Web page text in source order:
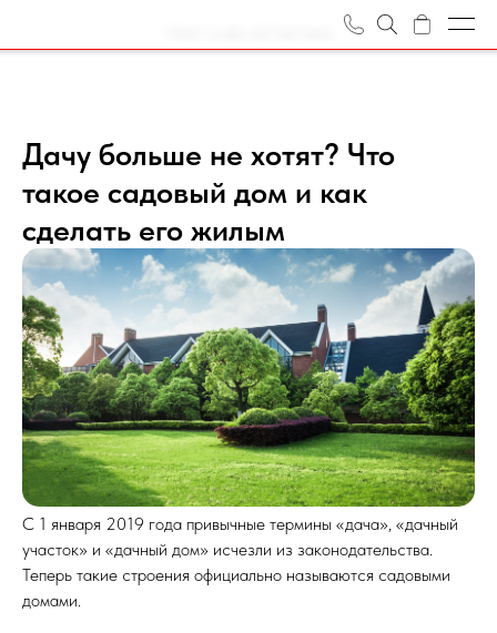
О нас
Журнал
Отзывы
Награды
Вакансии
Задать вопрос
Контакты
Дачу больше не хотят? Что
такое садовый дом и как
сделать его жилым
С 1 января 2019 года привычные термины «дача», «дачный
участок» и «дачный дом» исчезли из законодательства.
Теперь такие строения официально называются садовыми
домами.